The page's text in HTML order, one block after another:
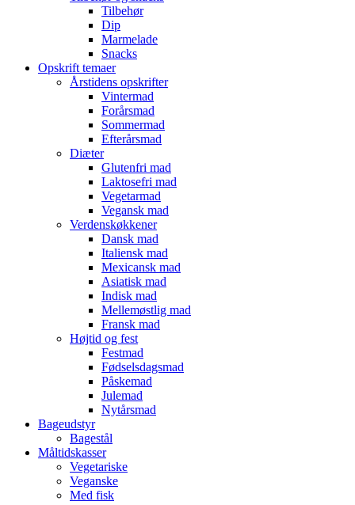
Tilbehør
Dip
Marmelade
Snacks
Opskrift temaer
Årstidens opskrifter
Vintermad
Forårsmad
Sommermad
Efterårsmad
Diæter
Glutenfri mad
Laktosefri mad
Vegetarmad
Vegansk mad
Verdenskøkkener
Dansk mad
Italiensk mad
Mexicansk mad
Asiatisk mad
Indisk mad
Mellemøstlig mad
Fransk mad
Højtid og fest
Festmad
Fødselsdagsmad
Påskemad
Julemad
Nytårsmad
Bageudstyr
Bagestål
Måltidskasser
Vegetariske
Veganske
Med fisk